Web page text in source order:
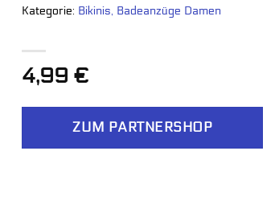
4,99€
ZUM PARTNERSHOP
Kategorie: Bikinis, Badeanzüge Damen